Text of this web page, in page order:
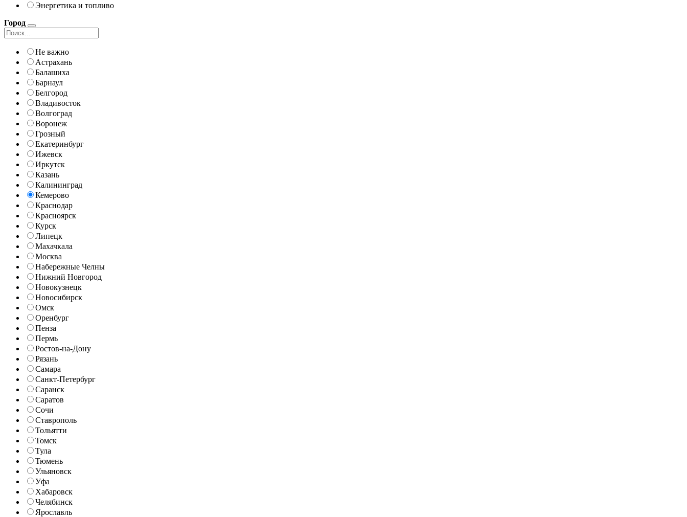
Энергетика и топливо
Город
Не важно
Астрахань
Балашиха
Барнаул
Белгород
Владивосток
Волгоград
Воронеж
Грозный
Екатеринбург
Ижевск
Иркутск
Казань
Калининград
Кемерово
Краснодар
Красноярск
Курск
Липецк
Махачкала
Москва
Набережные Челны
Нижний Новгород
Новокузнецк
Новосибирск
Омск
Оренбург
Пенза
Пермь
Ростов-на-Дону
Рязань
Самара
Санкт-Петербург
Саранск
Саратов
Сочи
Ставрополь
Тольятти
Томск
Тула
Тюмень
Ульяновск
Уфа
Хабаровск
Челябинск
Ярославль